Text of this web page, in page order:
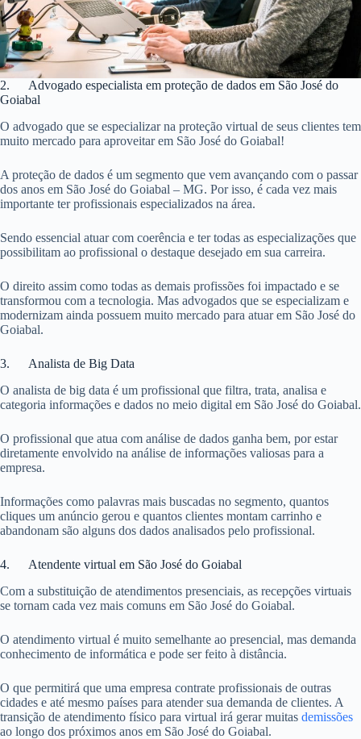
2. Advogado especialista em proteção de dados em São José do
Goiabal
O advogado que se especializar na proteção virtual de seus clientes tem
muito mercado para aproveitar em São José do Goiabal!
A proteção de dados é um segmento que vem avançando com o passar
dos anos em São José do Goiabal – MG. Por isso, é cada vez mais
importante ter profissionais especializados na área.
Sendo essencial atuar com coerência e ter todas as especializações que
possibilitam ao profissional o destaque desejado em sua carreira.
O direito assim como todas as demais profissões foi impactado e se
transformou com a tecnologia. Mas advogados que se especializam e
modernizam ainda possuem muito mercado para atuar em São José do
Goiabal.
3. Analista de Big Data
O analista de big data é um profissional que filtra, trata, analisa e
categoria informações e dados no meio digital em São José do Goiabal.
O profissional que atua com análise de dados ganha bem, por estar
diretamente envolvido na análise de informações valiosas para a
empresa.
Informações como palavras mais buscadas no segmento, quantos
cliques um anúncio gerou e quantos clientes montam carrinho e
abandonam são alguns dos dados analisados pelo profissional.
4. Atendente virtual em São José do Goiabal
Com a substituição de atendimentos presenciais, as recepções virtuais
se tornam cada vez mais comuns em São José do Goiabal.
O atendimento virtual é muito semelhante ao presencial, mas demanda
conhecimento de informática e pode ser feito à distância.
O que permitirá que uma empresa contrate profissionais de outras
cidades e até mesmo países para atender sua demanda de clientes. A
transição de atendimento físico para virtual irá gerar muitas demissões
ao longo dos próximos anos em São José do Goiabal.